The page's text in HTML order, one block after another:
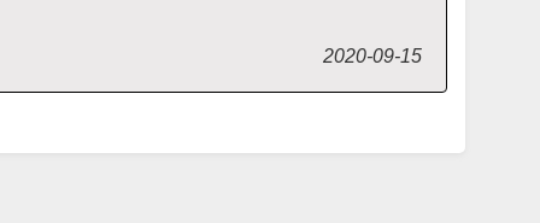
2020-09-15